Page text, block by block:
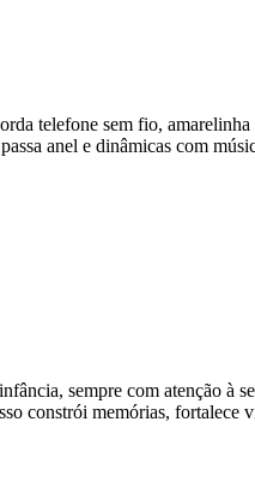
telefone sem fio,
anel e dinâmicas com
sempre com atenção à
constrói memórias, fortalece